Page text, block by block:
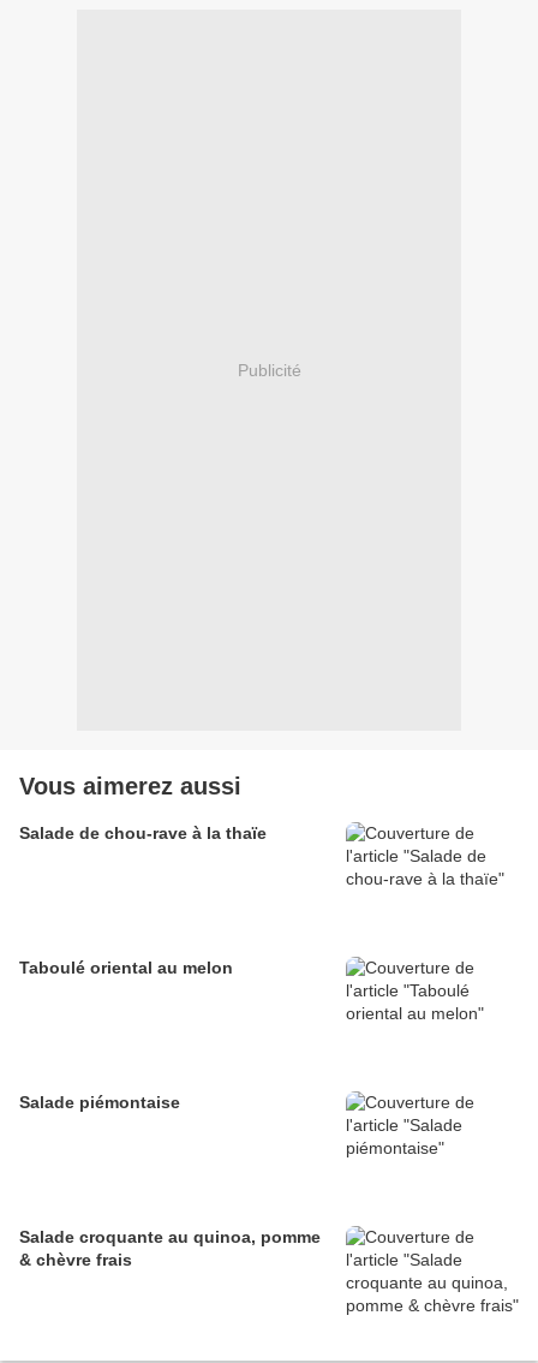
Publicité
Vous aimerez aussi
Salade de chou-rave à la thaïe
Taboulé oriental au melon
Salade piémontaise
Salade croquante au quinoa, pomme
& chèvre frais